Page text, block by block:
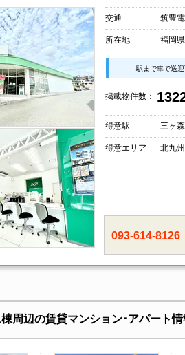
交通 筑豊
所在地 福岡
駅まで車で送
掲載物件数：
得意駅 三ヶ
得意エリア 北九
093-614-8126
周辺の賃貸マンション･アパート情